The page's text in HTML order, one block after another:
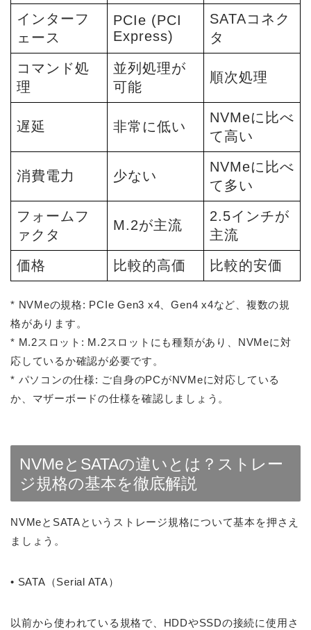
インターフ
ェース
PCIe (PCI
Express)
SATAコネク
タ
コマンド処
理
並列処理が
可能
順次処理
遅延 非常に低い
NVMeに比べ
て高い
消費電力 少ない
NVMeに比べ
て多い
フォームフ
ァクタ
M.2が主流
2.5インチが
主流
価格
比較的高価 比較的安価
* NVMeの規格: PCIe Gen3 x4、Gen4 x4など、複数の規
格があります。
* M.2スロット: M.2スロットにも種類があり、NVMeに対
応しているか確認が必要です。
* パソコンの仕様: ご自身のPCがNVMeに対応している
か、マザーボードの仕様を確認しましょう。
NVMeとSATAの違いとは？ストレー
ジ規格の基本を徹底解説
NVMeとSATAというストレージ規格について基本を押さえ
ましょう。
• SATA（Serial ATA）
以前から使われている規格で、HDDやSSDの接続に使用さ